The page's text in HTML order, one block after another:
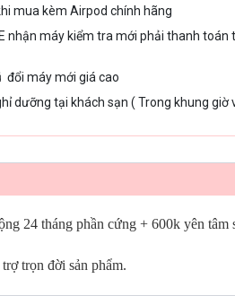
mua kèm Airpod chính hãng
nhận máy kiểm tra mới phải thanh toán
đổi máy mới giá cao
dưỡng tại khách sạn ( Trong khung giờ
24 tháng phần cứng + 600k yên tâm
trọn đời sản phẩm.